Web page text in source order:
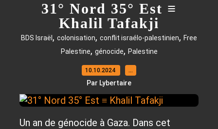
31° Nord 35° Est ≡
Khalil Tafakji
BDS Israël , colonisation, conflit israélo-palestinien, Free
Palestine, génocide, Palestine
10.10.2024 …
Par Lybertaire
Un an de génocide à Gaza. Dans cet